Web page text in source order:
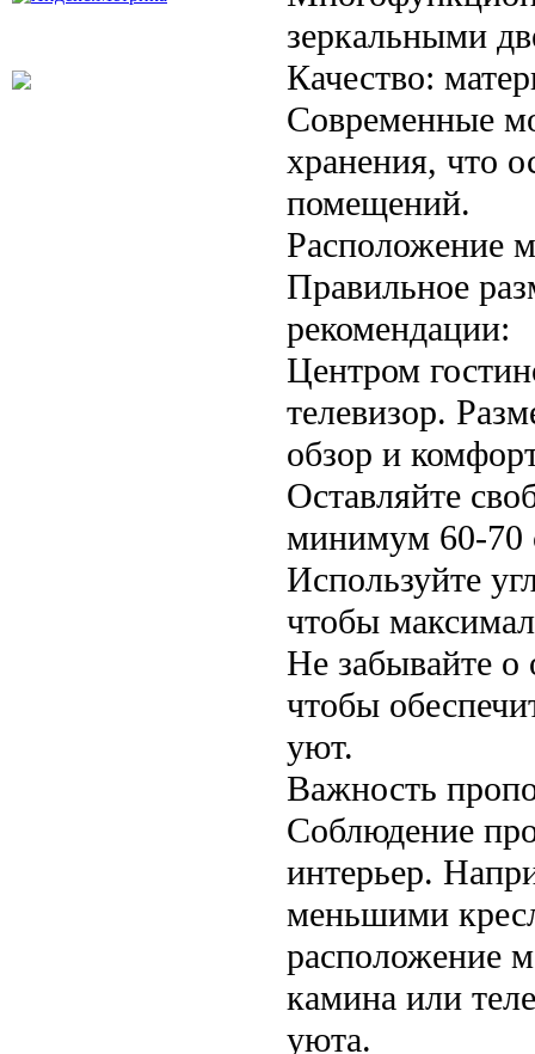
зеркальными
Качество:
Современные
хранения, что
помещений.
Расположение
Правильное
рекомендации:
Центром
телевизор.
обзор и
Оставляйте
минимум 60-70
Используйте
чтобы
Не забывайте о
чтобы
уют.
Важность
Соблюдение
интерьер.
меньшими
расположение
камина или
уюта.